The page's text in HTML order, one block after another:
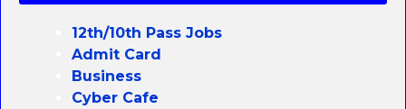
12th/10th Pass Jobs
Admit Card
Business
Cyber Cafe